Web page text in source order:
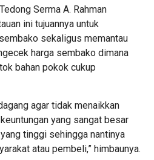
Serma A. Rahman
ini tujuannya untuk
sekaligus memantau
harga sembako dimana
bahan pokok cukup
agar tidak menaikkan
yang sangat besar
tinggi sehingga nantinya
atau pembeli,” himbaunya.